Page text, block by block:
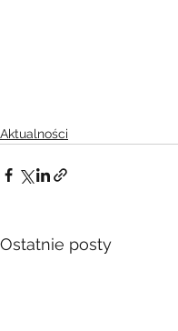
Aktualności
Ostatnie posty